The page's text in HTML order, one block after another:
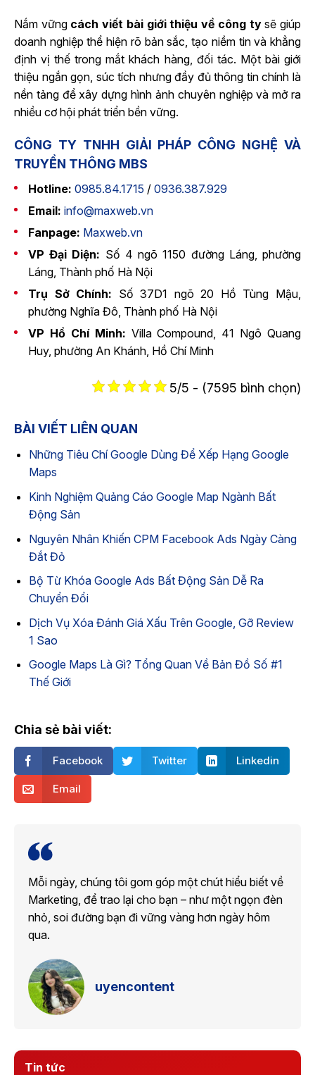
Nắm vững cách viết bài giới thiệu về công tysẽ giúp
doanh nghiệp thể hiện rõ bản sắc, tạo niềm tin và khẳng
định vị thế trong mắt khách hàng, đối tác. Một bài giới
thiệu ngắn gọn, súc tích nhưng đầy đủ thông tin chính là
nền tảng để xây dựng hình ảnh chuyên nghiệp và mở ra
nhiều cơ hội phát triển bền vững.
CÔNG TY TNHH GIẢI PHÁP CÔNG NGHỆ VÀ
TRUYỀN THÔNG MBS
Hotline: 0985.84.1715 / 0936.387.929
Email: info@maxweb.vn
Fanpage: Maxweb.vn
VP Đại Diện: Số 4 ngõ 1150 đường Láng, phường
Láng, Thành phố Hà Nội
Trụ Sở Chính: Số 37D1 ngõ 20 Hồ Tùng Mậu,
phường Nghĩa Đô, Thành phố Hà Nội
VP Hồ Chí Minh: Villa Compound, 41 Ngô Quang
Huy, phường An Khánh, Hồ Chí Minh
5/5 - (7595 bình chọn)
BÀI VIẾT LIÊN QUAN
Những Tiêu Chí Google Dùng Để Xếp Hạng Google
Maps
Kinh Nghiệm Quảng Cáo Google Map Ngành Bất
Động Sản
Nguyên Nhân Khiến CPM Facebook Ads Ngày Càng
Đắt Đỏ
Bộ Từ Khóa Google Ads Bất Động Sản Dễ Ra
Chuyển Đổi
Dịch Vụ Xóa Đánh Giá Xấu Trên Google, Gỡ Review
1 Sao
Google Maps Là Gì? Tổng Quan Về Bản Đồ Số #1
Thế Giới
Chia sẻ bài viết:
Facebook Twitter Linkedin
Email
Mỗi ngày, chúng tôi gom góp một chút hiểu biết về
Marketing, để trao lại cho bạn – như một ngọn đèn
nhỏ, soi đường bạn đi vững vàng hơn ngày hôm
qua.
uyencontent
Tin tức